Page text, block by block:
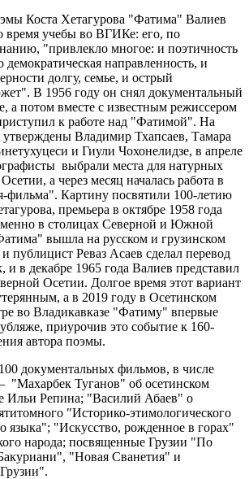
Коста Хетагурова "Фатима" Валиев
время учебы во ВГИКе: его, по
"привлекло многое: и поэтичность
демократическая направленность, и
долгу, семье, и острый
В 1956 году он снял документальный
а потом вместе с известным режиссером
к работе над "Фатимой". На
Владимир Тхапсаев, Тамара
и Гиули Чохонелидзе, в апреле
выбрали места для натурных
а через месяц началась работа в
фильма". Картину посвятили 100-летию
премьера в октябре 1958 года
в столицах Северной и Южной
вышла на русском и грузинском
публицист Реваз Асаев сделал перевод
и в декабре 1965 года Валиев представил
Осетии. Долгое время этот вариант
а в 2019 году в Осетинском
во Владикавказе "Фатиму" впервые
приурочив это событие к 160-
автора поэмы.
документальных фильмов, в числе
"Махарбек Туганов" об осетинском
Ильи Репина; "Василий Абаев" о
"Историко-этимологического
языка"; "Искусство, рожденное в горах"
народа; посвященные Грузии "По
"Новая Сванетия" и